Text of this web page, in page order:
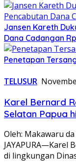
Jansen Kareth
Dana Cadangan
Penetapan
TELUSUR
Karel Bernard
Selatan Papua
Oleh: Makawaru
JAYAPURA—Karel
di lingkungan